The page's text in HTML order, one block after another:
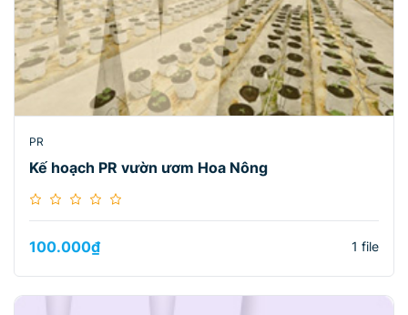
PR
Kế hoạch PR vườn ươm Hoa Nông
100.000₫ 1 file